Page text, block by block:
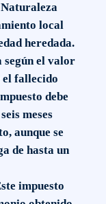
local
heredada.
según el valor
fallecido
debe
meses
aunque se
de hasta un
impuesto